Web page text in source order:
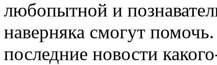
любопытной и
наверняка смогут
последние новости